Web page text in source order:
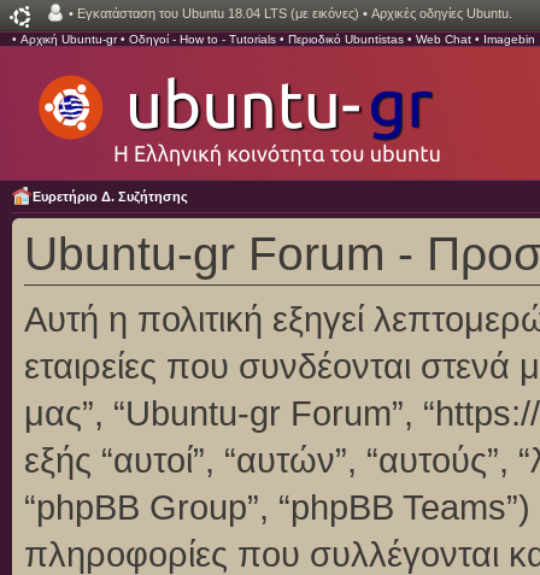
• Εγκατάσταση του Ubuntu 18.04 LTS (με εικόνες) • Αρχικές οδηγίες Ubuntu.
• Αρχική Ubuntu-gr• Οδηγοί - How to - Tutorials • Περιοδικό Ubuntistas • Web Chat • Imagebin
Ευρετήριο Δ. Συζήτησης
Ubuntu-gr Forum -
Αυτή η πολιτική εξηγεί
εταιρείες που συνδέονται στενά
μας”, “Ubuntu-gr Forum”,
εξής “αυτοί”, “αυτών”,
“phpBB Group”, “phpBB
πληροφορίες που συλλέγονται